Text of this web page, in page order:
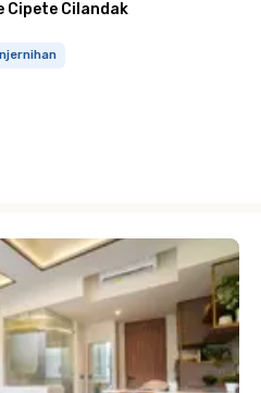
Cipete Cilandak